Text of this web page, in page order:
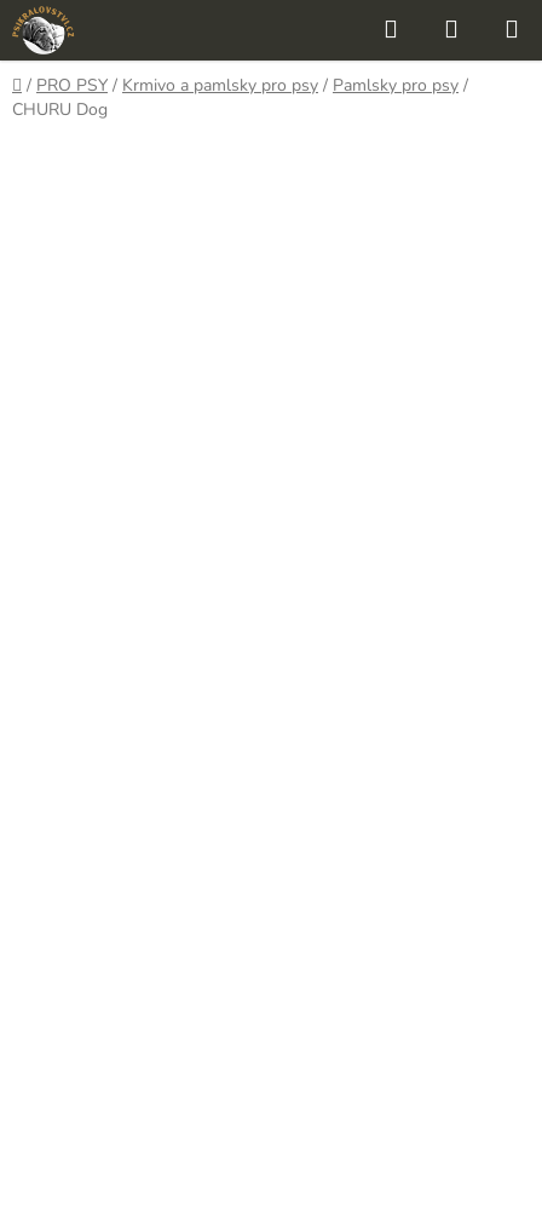
Přejít
na
obsah
Hledat
KOŠÍK
Domů
/ PRO PSY / Krmivo a pamlsky pro psy / Pamlsky pro psy /
CHURU Dog